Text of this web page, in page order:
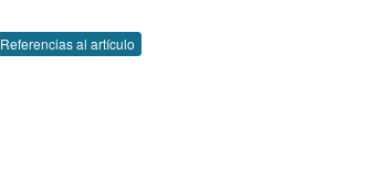
Referencias al artículo